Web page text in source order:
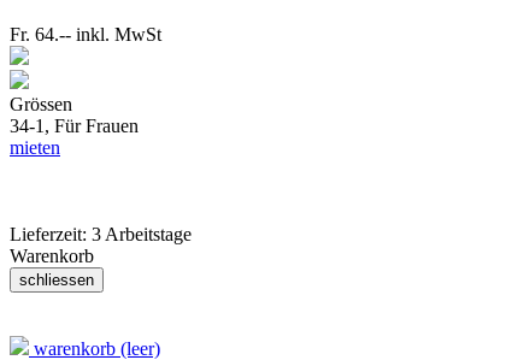
Fr. 64.-- inkl. MwSt
Grössen
34-1, Für Frauen
mieten
Lieferzeit: 3 Arbeitstage
Warenkorb
warenkorb (leer)